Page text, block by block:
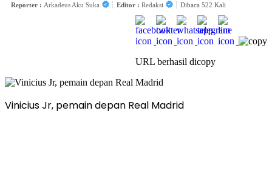
Reporter : Arkadeus Aku Suka Editor : Redaksi Dibaca 522 Kali
URL berhasil dicopy
Vinicius Jr, pemain depan Real Madrid